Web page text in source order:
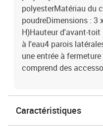
polyesterMatériau du
poudreDimensions : 3
H)Hauteur d'avant-toit
à l'eau4 parois
une entrée à
comprend des
Caractéristiques